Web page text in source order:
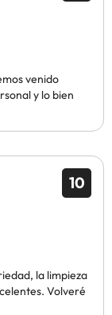
venido
y lo bien
10
la limpieza
Volveré